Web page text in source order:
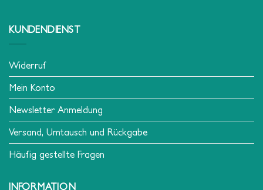
KUNDENDIENST
Widerruf
Mein Konto
Newsletter Anmeldung
Versand, Umtausch und Rückgabe